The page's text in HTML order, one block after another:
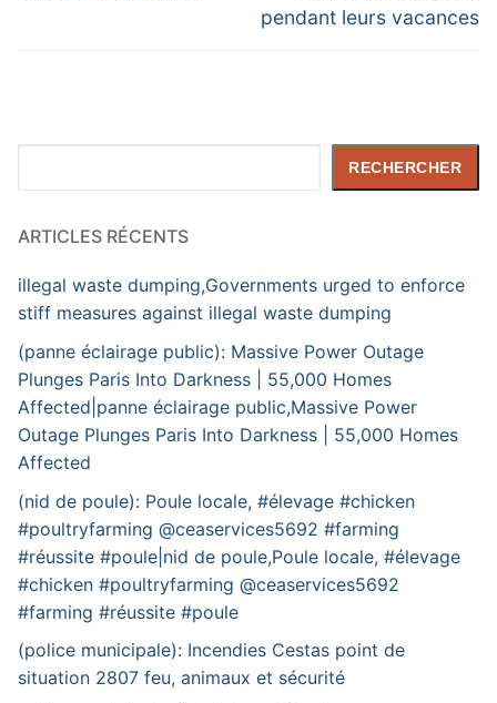
pendant leurs vacances
RECHERCHER
ARTICLES RÉCENTS
illegal waste dumping,Governments urged to enforce
stiff measures against illegal waste dumping
(panne éclairage public): Massive Power Outage
Plunges Paris Into Darkness | 55,000 Homes
Affected|panne éclairage public,Massive Power
Outage Plunges Paris Into Darkness | 55,000 Homes
Affected
(nid de poule): Poule locale, #élevage #chicken
#poultryfarming @ceaservices5692 #farming
#réussite #poule|nid de poule,Poule locale, #élevage
#chicken #poultryfarming @ceaservices5692
#farming #réussite #poule
(police municipale): Incendies Cestas point de
situation 2807 feu, animaux et sécurité